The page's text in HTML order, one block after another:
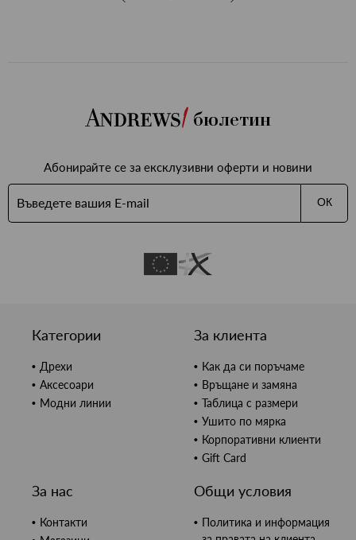
бюлетин
Абонирайте се за ексклузивни оферти и новини
ОК
Категории
Дрехи
Аксесоари
Модни линии
За клиента
Как да си поръчаме
Връщане и замяна
Таблица с размери
Ушито по мярка
Корпоративни клиенти
Gift Card
За нас
Контакти
Общи условия
Политика и информация